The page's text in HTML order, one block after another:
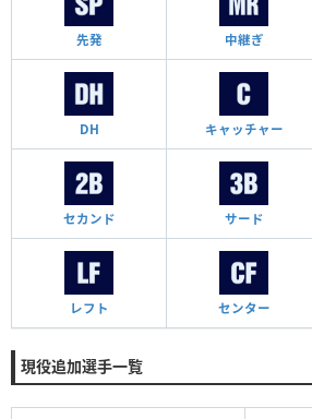
先発 中継ぎ
DH キャッチャー
セカンド サード
レフト センター
現役追加選手一覧